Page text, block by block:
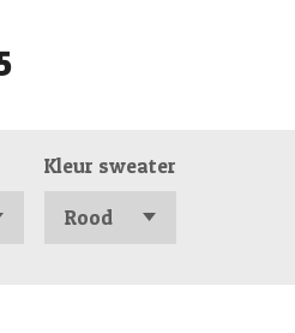
Kleur sweater